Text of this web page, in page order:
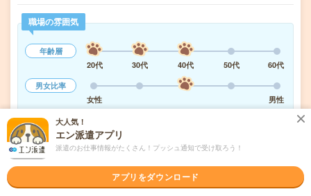
職場の雰囲気
年齢層
20代
30代 40代 50代
60代
男女比率
女性
男性
気になる! 応募へ進む 詳しく見る
大人気！
エン派遣アプリ
派遣のお仕事情報がたくさん！プッシュ通知で受け取ろう！
アプリをダウンロード